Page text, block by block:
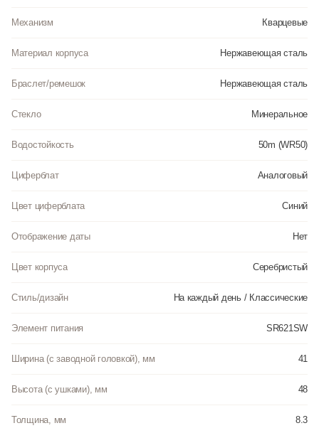
Механизм Кварцевые
Материал корпуса Нержавеющая сталь
Браслет/ремешок Нержавеющая сталь
Стекло Минеральное
Водостойкость 50m (WR50)
Циферблат Аналоговый
Цвет циферблата Синий
Отображение даты Нет
Цвет корпуса Серебристый
Стиль/дизайн На каждый день / Классические
Элемент питания SR621SW
Ширина (с заводной головкой), мм 41
Высота (с ушками), мм 48
Толщина, мм 8.3